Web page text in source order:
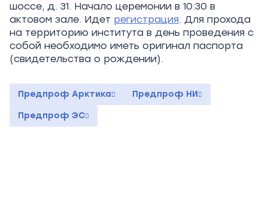
шоссе, д. 31. Начало церемонии в 10:30 в
актовом зале. Идет регистрация. Для прохода
на территорию института в день проведения с
собой необходимо иметь оригинал паспорта
(свидетельства о рождении).
Предпроф Арктика Предпроф НИ
Предпроф ЭС